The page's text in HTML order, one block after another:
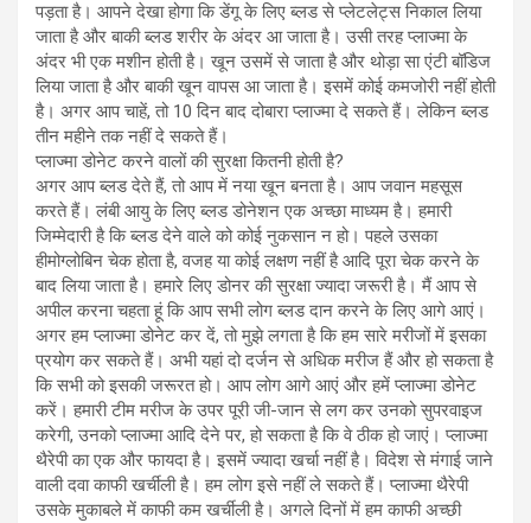
पड़ता है। आपने देखा होगा कि डेंगू के लिए ब्लड से प्लेटलेट्स निकाल लिया
जाता है और बाकी ब्लड शरीर के अंदर आ जाता है। उसी तरह प्लाज्मा के
अंदर भी एक मशीन होती है। खून उसमें से जाता है और थोड़ा सा एंटी बॉडिज
लिया जाता है और बाकी खून वापस आ जाता है। इसमें कोई कमजोरी नहीं होती
है। अगर आप चाहें, तो 10 दिन बाद दोबारा प्लाज्मा दे सकते हैं। लेकिन ब्लड
तीन महीने तक नहीं दे सकते हैं।
प्लाज्मा डोनेट करने वालों की सुरक्षा कितनी होती है?
अगर आप ब्लड देते हैं, तो आप में नया खून बनता है। आप जवान महसूस
करते हैं। लंबी आयु के लिए ब्लड डोनेशन एक अच्छा माध्यम है। हमारी
जिम्मेदारी है कि ब्लड देने वाले को कोई नुकसान न हो। पहले उसका
हीमोग्लोबिन चेक होता है, वजह या कोई लक्षण नहीं है आदि पूरा चेक करने के
बाद लिया जाता है। हमारे लिए डोनर की सुरक्षा ज्यादा जरूरी है। मैं आप से
अपील करना चहता हूं कि आप सभी लोग ब्लड दान करने के लिए आगे आएं।
अगर हम प्लाज्मा डोनेट कर दें, तो मुझे लगता है कि हम सारे मरीजों में इसका
प्रयोग कर सकते हैं। अभी यहां दो दर्जन से अधिक मरीज हैं और हो सकता है
कि सभी को इसकी जरूरत हो। आप लोग आगे आएं और हमें प्लाज्मा डोनेट
करें। हमारी टीम मरीज के उपर पूरी जी-जान से लग कर उनको सुपरवाइज
करेगी, उनको प्लाज्मा आदि देने पर, हो सकता है कि वे ठीक हो जाएं। प्लाज्मा
थैरेपी का एक और फायदा है। इसमें ज्यादा खर्चा नहीं है। विदेश से मंगाई जाने
वाली दवा काफी खर्चीली है। हम लोग इसे नहीं ले सकते हैं। प्लाज्मा थैरेपी
उसके मुकाबले में काफी कम खर्चीली है। अगले दिनों में हम काफी अच्छी